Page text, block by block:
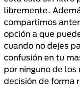
libremente.
compartimos
opción a que
cuando no dejes
confusión en tu
por ninguno de los
decisión de forma